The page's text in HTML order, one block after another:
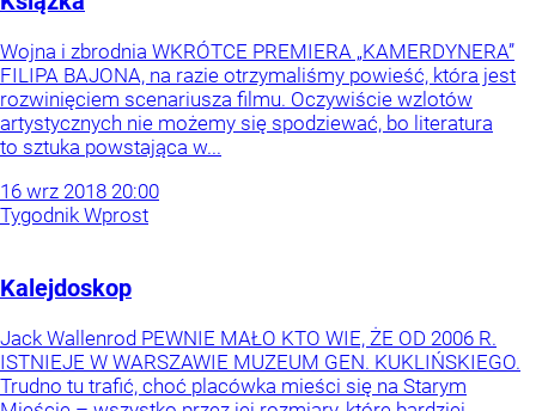
Wojna i zbrodnia WKRÓTCE PREMIERA „KAMERDYNERA”
FILIPA BAJONA, na razie otrzymaliśmy powieść, która jest
rozwinięciem scenariusza filmu. Oczywiście wzlotów
artystycznych nie możemy się spodziewać, bo literatura
to sztuka powstająca w...
16 wrz 2018 20:00
Tygodnik Wprost
Kalejdoskop
Jack Wallenrod PEWNIE MAŁO KTO WIE, ŻE OD 2006 R.
ISTNIEJE W WARSZAWIE MUZEUM GEN. KUKLIŃSKIEGO.
Trudno tu trafić, choć placówka mieści się na Starym